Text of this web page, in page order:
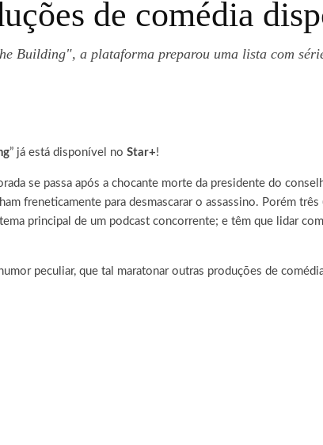
de comédia
Building", a plataforma preparou uma lista com
” já está disponível no Star+!
se passa após a chocante morte da presidente do
freneticamente para desmascarar o assassino. Porém
principal de um podcast concorrente; e têm que lidar
peculiar, que tal maratonar outras produções de